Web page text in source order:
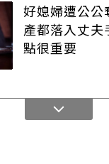
好媳婦遭公公
產都落入丈夫
點很重要